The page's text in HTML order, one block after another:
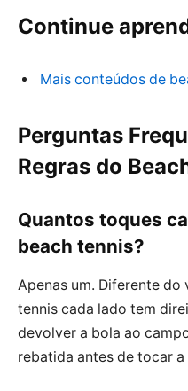
Continue
Mais conteúdos de
Perguntas
Regras do
Quantos toques
beach tennis?
Apenas um. Diferente do
tennis cada lado tem
devolver a bola ao
rebatida antes de tocar a